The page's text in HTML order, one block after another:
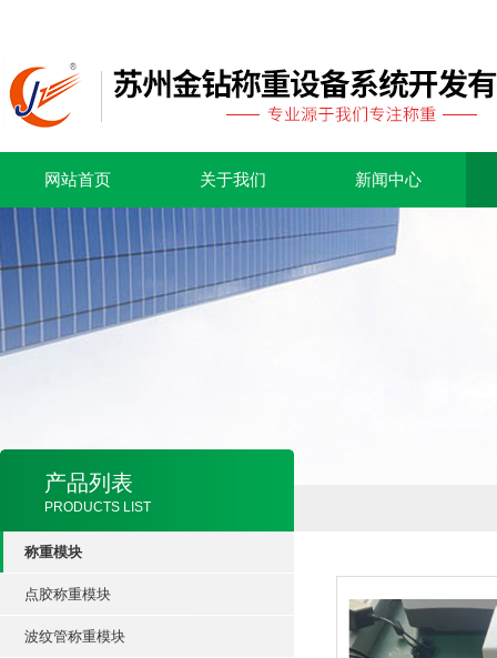
网站首页 关于我们 新闻中心
产品列表
PRODUCTS LIST
称重模块
点胶称重模块
波纹管称重模块